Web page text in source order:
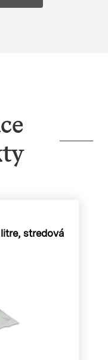
stredová